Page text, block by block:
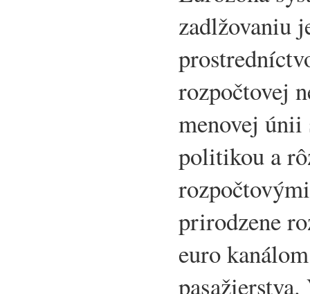
zadlžovaniu
rozpočtovej
menovej únii
politikou a
prirodzene
euro